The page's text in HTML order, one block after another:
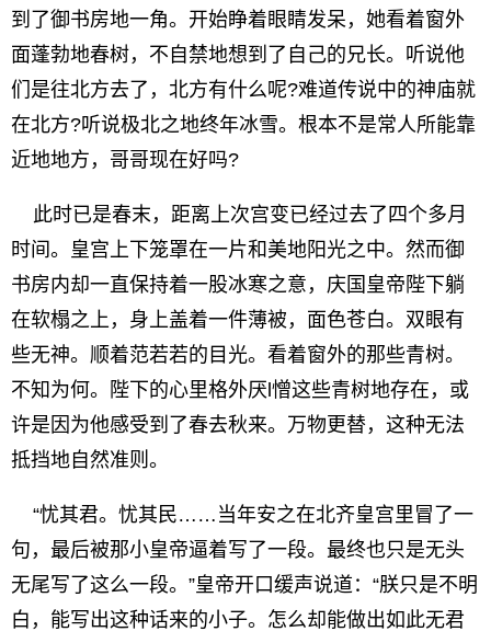
到了御书房地一角。开始睁着眼睛发呆，她看着窗外
面蓬勃地春树，不自禁地想到了自己的兄长。听说他
们是往北方去了，北方有什么呢?难道传说中的神庙就
在北方?听说极北之地终年冰雪。根本不是常人所能靠
近地地方，哥哥现在好吗?
此时已是春末，距离上次宫变已经过去了四个多月
时间。皇宫上下笼罩在一片和美地阳光之中。然而御
书房内却一直保持着一股冰寒之意，庆国皇帝陛下躺
在软榻之上，身上盖着一件薄被，面色苍白。双眼有
些无神。顺着范若若的目光。看着窗外的那些青树。
不知为何。陛下的心里格外厌l憎这些青树地存在，或
许是因为他感受到了春去秋来。万物更替，这种无法
抵挡地自然准则。
“忧其君。忧其民……当年安之在北齐皇宫里冒了一
句，最后被那小皇帝逼着写了一段。最终也只是无头
无尾写了这么一段。”皇帝开口缓声说道：“朕只是不明
白，能写出这种话来的小子。怎么却能做出如此无君